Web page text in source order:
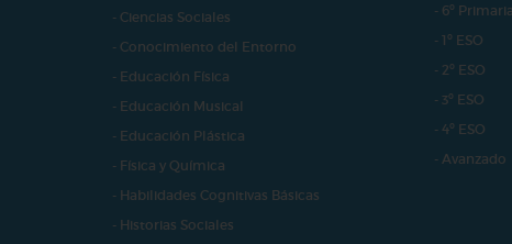
- Ciencias Sociales
- Conocimiento del Entorno
- Educación Física
- Educación Musical
- Educación Plástica
- Física y Química
- Habilidades Cognitivas Básicas
- Historias Sociales
- 6º
- 1º ESO
- 2º ESO
- 3º ESO
- 4º ESO
- Avanzado